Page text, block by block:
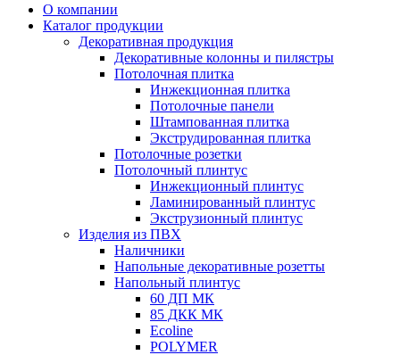
О компании
Каталог продукции
Декоративная продукция
Декоративные колонны и пилястры
Потолочная плитка
Инжекционная плитка
Потолочные панели
Штампованная плитка
Экструдированная плитка
Потолочные розетки
Потолочный плинтус
Инжекционный плинтус
Ламинированный плинтус
Экструзионный плинтус
Изделия из ПВХ
Наличники
Напольные декоративные розетты
Напольный плинтус
60 ДП МК
85 ДКК МК
Ecoline
POLYMER